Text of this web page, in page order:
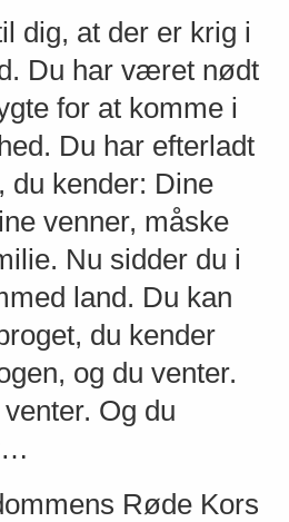
dig, at der er krig i
Du har været nødt
for at komme i
Du har efterladt
du kender: Dine
venner, måske
Nu sidder du i
land. Du kan
du kender
og du venter.
Og du
Røde Kors